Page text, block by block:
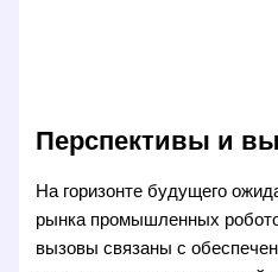
Перспективы и
На горизонте будущего
рынка промышленных
вызовы связаны с